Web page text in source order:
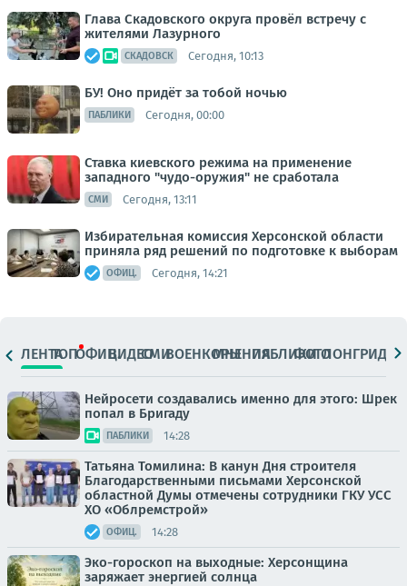
Глава Скадовского округа провёл встречу с
жителями Лазурного
СКАДОВСК Сегодня, 10:13
БУ! Оно придёт за тобой ночью
ПАБЛИКИ Сегодня, 00:00
Ставка киевского режима на применение
западного "чудо-оружия" не сработала
СМИ Сегодня, 13:11
Избирательная комиссия Херсонской области
приняла ряд решений по подготовке к выборам
ОФИЦ. Сегодня, 14:21
ЛЕНТАТОПОФИЦ.ВИДЕОСМИВОЕНКОРЫМНЕНИЯПАБЛИКИ
ФОТОЛОНГРИДЫ
Нейросети создавались именно для этого: Шрек
попал в Бригаду
ПАБЛИКИ 14:28
Татьяна Томилина: В канун Дня строителя
Благодарственными письмами Херсонской
областной Думы отмечены сотрудники ГКУ УСС
ХО «Облремстрой»
ОФИЦ. 14:28
Эко-гороскоп на выходные: Херсонщина
заряжает энергией солнца